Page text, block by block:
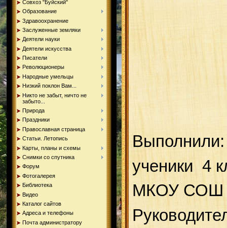
Совхоз "Буйский"
Образование
Здравоохранение
Заслуженные земляки
Деятели науки
Деятели искусства
Писатели
Революционеры
Народные умельцы
Низкий поклон Вам...
Никто не забыт, ничто не
забыто...
Природа
Праздники
Православная страница
Статьи. Летопись
Карты, планы и схемы
Снимки со спутника
Форум
Фотогалерея
Библиотека
Видео
Каталог сайтов
Адреса и телефоны
Почта администратору
Выполнили:
ученики 4
МКОУ СОШ